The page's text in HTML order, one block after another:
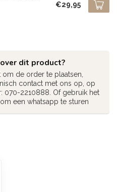
€29,95
dit product?
om de order te plaatsen,
contact met ons op, op
070-2210888. Of gebruik het
een whatsapp te sturen